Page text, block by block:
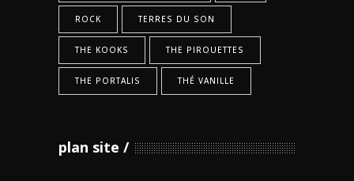
ROCK TERRES DU SON
THE KOOKS THE PIROUETTES
THE PORTALIS THÉ VANILLE
plan site